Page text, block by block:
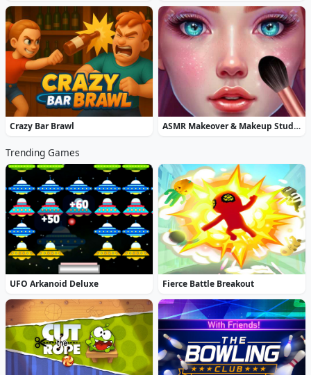
Crazy Bar Brawl ASMR Makeover & Makeup Studio
Trending Games
UFO Arkanoid Deluxe Fierce Battle Breakout